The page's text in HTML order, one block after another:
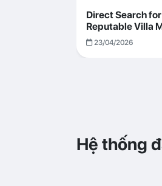
Direct Search
Reputable Villa
with Transparent
Operations
23/04/2026
Hệ thống